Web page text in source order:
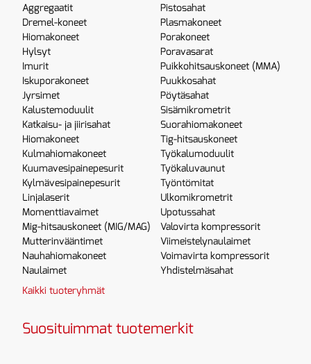
Aggregaatit
Dremel-koneet
Hiomakoneet
Hylsyt
Imurit
Iskuporakoneet
Jyrsimet
Kalustemoduulit
Katkaisu- ja jiirisahat
Hiomakoneet
Kulmahiomakoneet
Kuumavesipainepesurit
Kylmävesipainepesurit
Linjalaserit
Momenttiavaimet
Mig-hitsauskoneet (MIG/MAG)
Mutterinvääntimet
Nauhahiomakoneet
Naulaimet
Pistosahat
Plasmakoneet
Porakoneet
Poravasarat
Puikkohitsauskoneet (MMA)
Puukkosahat
Pöytäsahat
Sisämikrometrit
Suorahiomakoneet
Tig-hitsauskoneet
Työkalumoduulit
Työkaluvaunut
Työntömitat
Ulkomikrometrit
Upotussahat
Valovirta kompressorit
Viimeistelynaulaimet
Voimavirta kompressorit
Yhdistelmäsahat
Kaikki tuoteryhmät
Suosituimmat tuotemerkit